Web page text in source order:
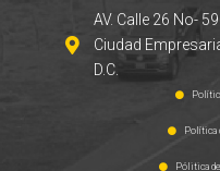
AV. Calle 26 No-
Ciudad
D.C.
Política
Pólitica